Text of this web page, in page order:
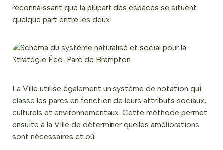
reconnaissant que la plupart des espaces se situent
quelque part entre les deux.
La Ville utilise également un système de notation qui
classe les parcs en fonction de leurs attributs sociaux,
culturels et environnementaux. Cette méthode permet
ensuite à la Ville de déterminer quelles améliorations
sont nécessaires et où.